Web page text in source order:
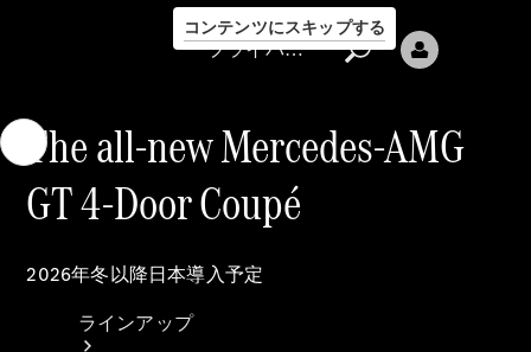
コンテンツにスキップする
プライバシ
ラインアップ
プライバシーポリシー
The all-new Mercedes-AMG
GT 4-Door Coupé
2026年冬以降日本導入予定